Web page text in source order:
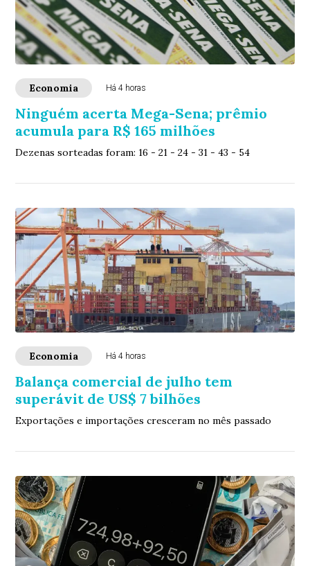
Economia Há 4 horas
Ninguém acerta Mega-Sena; prêmio
acumula para R$ 165 milhões
Dezenas sorteadas foram: 16 - 21 - 24 - 31 - 43 - 54
Economia Há 4 horas
Balança comercial de julho tem
superávit de US$ 7 bilhões
Exportações e importações cresceram no mês passado